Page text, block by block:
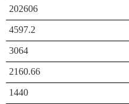
202606
4597.2
3064
2160.66
1440